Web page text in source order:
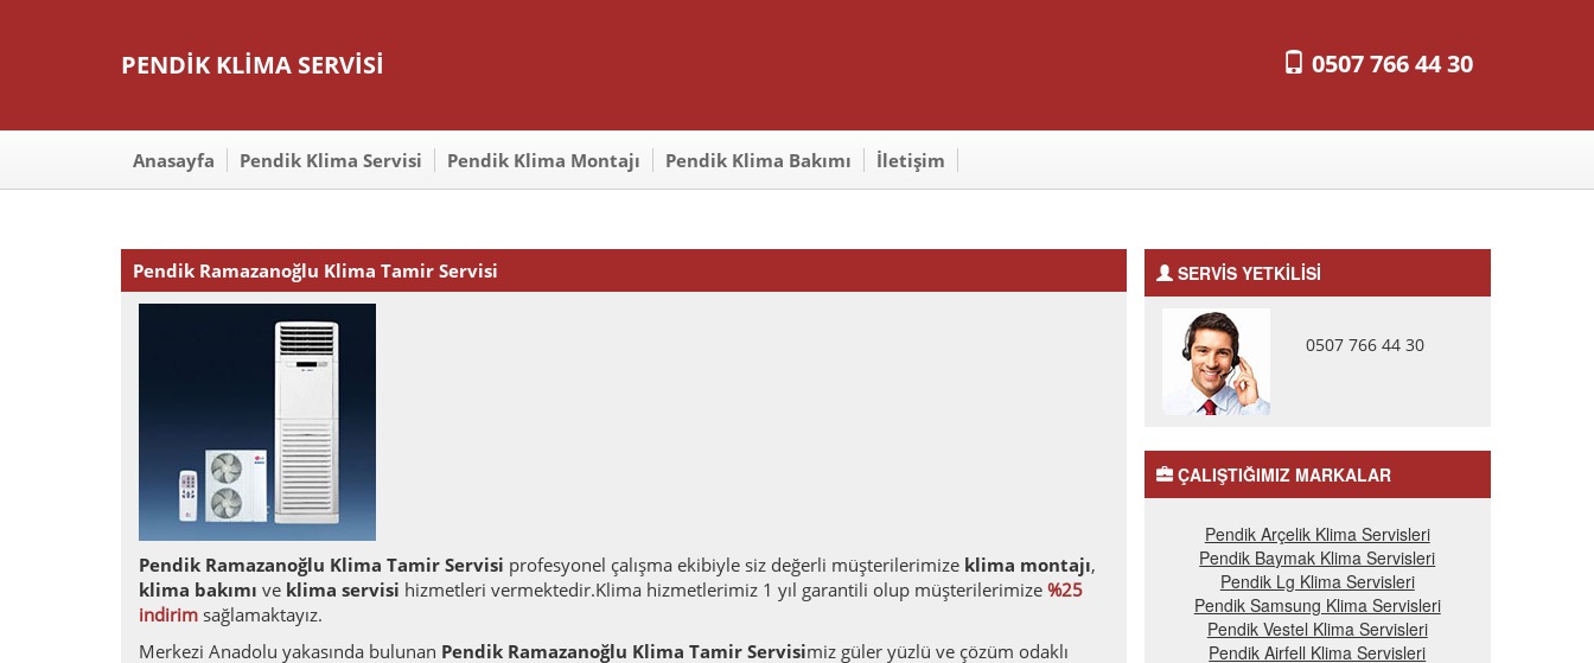
PENDİK KLİMA SERVİSİ 0507 766 44 30
Anasayfa Pendik Klima Servisi Pendik Klima Montajı Pendik Klima Bakımı İletişim
Pendik Ramazanoğlu Klima Tamir Servisi
Pendik Ramazanoğlu Klima Tamir Servisi profesyonel çalışma ekibiyle siz değerli müşterilerimize klima montajı,
klima bakımı ve klima servisi hizmetleri vermektedir.Klima hizmetlerimiz 1 yıl garantili olup müşterilerimize %25
indirim sağlamaktayız.
Merkezi Anadolu yakasında bulunan Pendik Ramazanoğlu Klima Tamir Servisimiz güler yüzlü ve çözüm odaklı
SERVİS YETKİLİSİ
0507 766 44 30
ÇALIŞTIĞIMIZ MARKALAR
Pendik Arçelik Klima Servisleri
Pendik Baymak Klima Servisleri
Pendik Lg Klima Servisleri
Pendik Samsung Klima Servisleri
Pendik Vestel Klima Servisleri
Pendik Airfell Klima Servisleri